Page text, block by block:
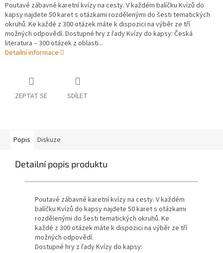
Poutavé zábavné karetní kvízy na cesty. V každém balíčku Kvízů do
kapsy najdete 50 karet s otázkami rozdělenými do šesti tematických
okruhů. Ke každé z 300 otázek máte k dispozici na výběr ze tří
možných odpovědí. Dostupné hry z řady Kvízy do kapsy: Česká
literatura – 300 otázek z oblasti...
Detailní informace
ZEPTAT SE SDÍLET
Popis Diskuze
Detailní popis produktu
Poutavé zábavné karetní kvízy na cesty. V každém
balíčku Kvízů do kapsy najdete 50 karet s otázkami
rozdělenými do šesti tematických okruhů. Ke
každé z 300 otázek máte k dispozici na výběr ze tří
možných odpovědí.
Dostupné hry z řady Kvízy do kapsy: